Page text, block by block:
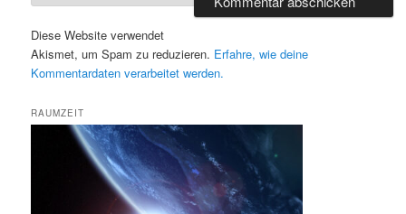
Diese Website verwendet
Akismet, um Spam zu reduzieren. Erfahre, wie deine
Kommentardaten verarbeitet werden.
RAUMZEIT